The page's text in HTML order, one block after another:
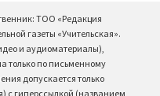
ТОО «Редакция
газеты «Учительская».
и аудиоматериалы),
только по письменному
допускается только
с гиперссылкой (названием